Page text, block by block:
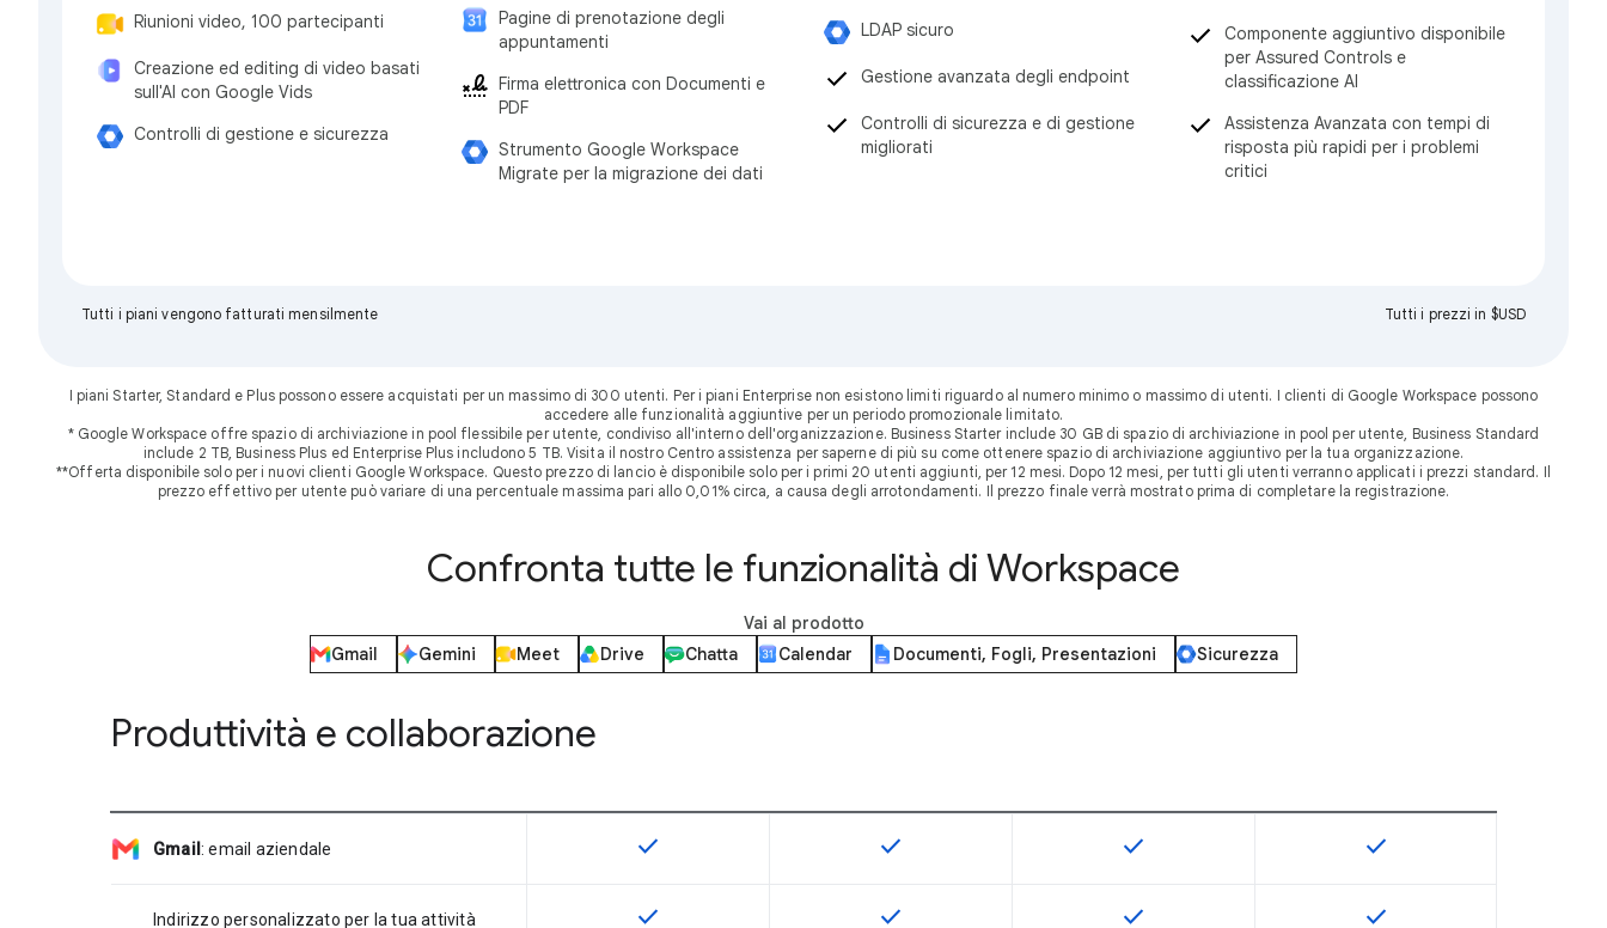
Riunioni video, 100 partecipanti
Creazione ed editing di video basati
sull'AI con Google Vids
Controlli di gestione e sicurezza
Pagine di prenotazione degli
appuntamenti
Firma elettronica con Documenti e
PDF
Strumento Google Workspace
Migrate per la migrazione dei dati
LDAP sicuro
Gestione avanzata degli endpoint
Controlli di sicurezza e di gestione
migliorati
Componente aggiuntivo disponibile
per Assured Controls e
classificazione AI
Assistenza Avanzata con tempi di
risposta più rapidi per i problemi
critici
Tutti i piani vengono fatturati mensilmente Tutti i prezzi in $USD
I piani Starter, Standard e Plus possono essere acquistati per un massimo di 300 utenti. Per i piani Enterprise non esistono limiti riguardo al numero minimo o massimo di utenti. I clienti di Google Workspace possono
accedere alle funzionalità aggiuntive per un periodo promozionale limitato.
* Google Workspace offre spazio di archiviazione in pool flessibile per utente, condiviso all'interno dell'organizzazione. Business Starter include 30 GB di spazio di archiviazione in pool per utente, Business Standard
include 2 TB, Business Plus ed Enterprise Plus includono 5 TB. Visita il nostro Centro assistenza per saperne di più su come ottenere spazio di archiviazione aggiuntivo per la tua organizzazione.
**Offerta disponibile solo per i nuovi clienti Google Workspace. Questo prezzo di lancio è disponibile solo per i primi 20 utenti aggiunti, per 12 mesi. Dopo 12 mesi, per tutti gli utenti verranno applicati i prezzi standard. Il
prezzo effettivo per utente può variare di una percentuale massima pari allo 0,01% circa, a causa degli arrotondamenti. Il prezzo finale verrà mostrato prima di completare la registrazione.
Confronta tutte le funzionalità di Workspace
Vai al prodotto
Gmail
Gemini Meet Drive Chatta Calendar Documenti, Fogli, Presentazioni Sicurezza
Produttività e collaborazione
Gmail :email aziendale Questa funzionalità è disponibile per lo SKU
check Questa funzionalità è disponibile per lo SKU
check Questa funzionalità è disponibile per lo SKU
check Questa funzionalità è
check
Indirizzo personalizzato per la tua attività Questa funzionalità è disponibile per lo SKU
check Questa funzionalità è disponibile per lo SKU
check Questa funzionalità è disponibile per lo SKU
check Questa funzionalità è
check